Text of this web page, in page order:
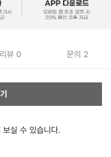
리뷰 0 문의 2
보실 수 있습니다.